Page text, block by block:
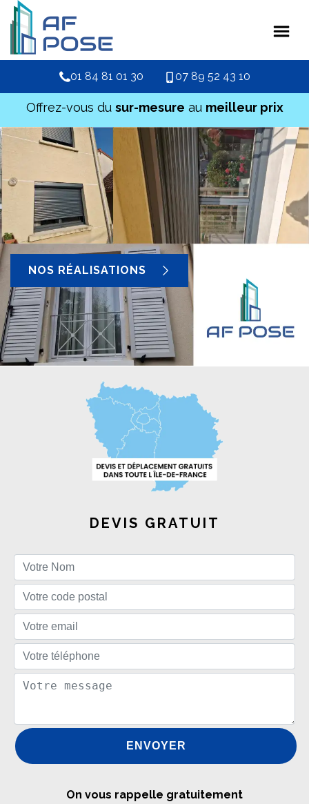
01 84 81 01 30 07 89 52 43 10
Offrez-vous du sur-mesure au meilleur prix
NOS RÉALISATIONS
DEVIS GRATUIT
On vous rappelle gratuitement